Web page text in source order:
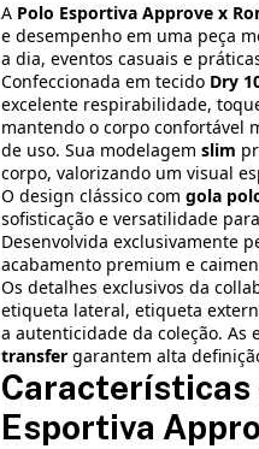
A Polo Esportiva Approve x
e desempenho em uma peça
a dia, eventos casuais e
Confeccionada em tecido Dry
excelente respirabilidade,
mantendo o corpo confortável
de uso. Sua modelagem slim
corpo, valorizando um visual
O design clássico com gola
sofisticação e versatilidade
Desenvolvida exclusivamente
acabamento premium e
Os detalhes exclusivos da
etiqueta lateral, etiqueta
a autenticidade da coleção. As
transfergarantem alta
Características
Esportiva